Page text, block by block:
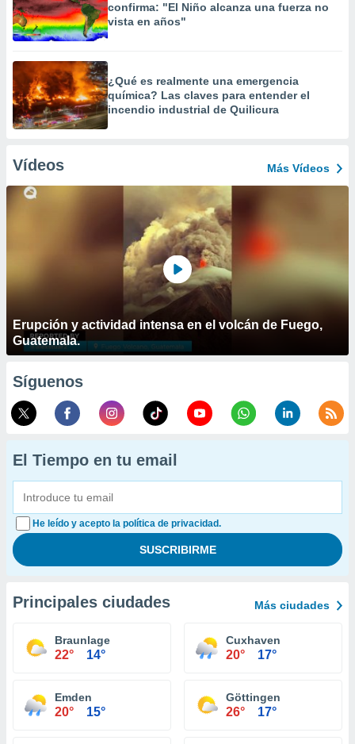
confirma: "El Niño alcanza una fuerza no
vista en años"
¿Qué es realmente una emergencia
química? Las claves para entender el
incendio industrial de Quilicura
Vídeos Más Vídeos
Erupción y actividad intensa en el volcán de Fuego,
Guatemala.
Síguenos
El Tiempo en tu email
He leído y acepto la política de privacidad.
Principales ciudades Más ciudades
Braunlage
22° 14°
Cuxhaven
20° 17°
Emden
20° 15°
Göttingen
26° 17°